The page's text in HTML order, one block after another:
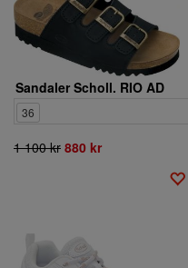
Sandaler Scholl. RIO AD
36
1 100 kr 880 kr